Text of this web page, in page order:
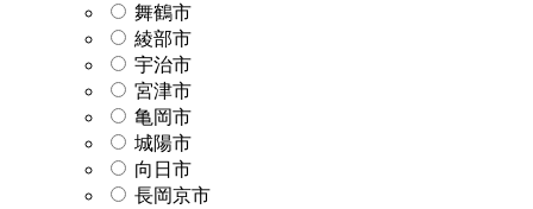
舞鶴市
綾部市
宇治市
宮津市
亀岡市
城陽市
向日市
長岡京市